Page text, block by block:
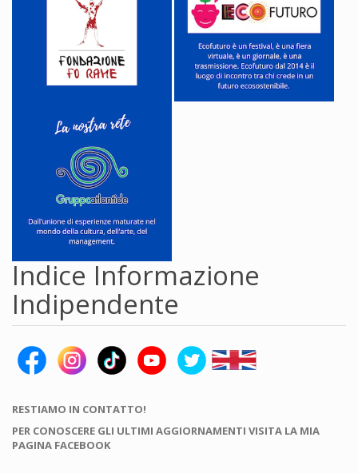
Indice Informazione
Indipendente
RESTIAMO IN CONTATTO!
PER CONOSCERE GLI ULTIMI AGGIORNAMENTI VISITA LA MIA
PAGINA FACEBOOK